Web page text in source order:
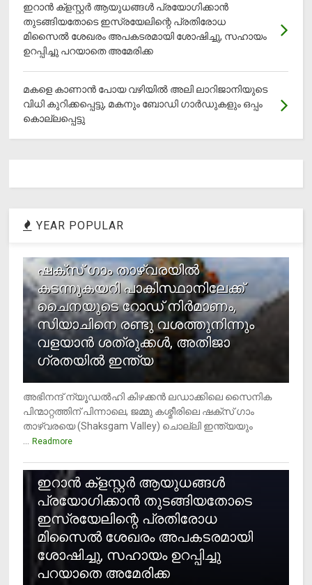
ഇറാന്‍ ക്‌ളസ്റ്റര്‍ ആയുധങ്ങള്‍ പ്രയോഗിക്കാന്‍
തുടങ്ങിയതോടെ ഇസ്രയേലിന്റെ പ്രതിരോധ
മിസൈല്‍ ശേഖരം അപകടരമായി ശോഷിച്ചു, സഹായം
ഉറപ്പിച്ചു പറയാതെ അമേരിക്ക
മകളെ കാണാന്‍ പോയ വഴിയില്‍ അലി ലാറിജാനിയുടെ
വിധി കുറിക്കപ്പെട്ടു, മകനും ബോഡി ഗാര്‍ഡുകളും ഒപ്പം
കൊല്ലപ്പെട്ടു
YEAR POPULAR
ഷക്സ് ​ഗാം താഴ്‌വരയിൽ
കടന്നുകയറി പാകിസ്ഥാനിലേക്ക്
ചൈനയുടെ റോഡ് നിർമാണം,
സിയാചിനെ രണ്ടു വശത്തുനിന്നും
വളയാൻ ശത്രുക്കൾ, അതിജാ​
ഗ്രതയിൽ ഇന്ത്യ
അഭിനന്ദ് ന്യൂഡൽഹി കിഴക്കൻ ലഡാക്കിലെ സൈനിക
പിന്മാറ്റത്തിന് പിന്നാലെ, ജമ്മു കശ്മീരിലെ ഷക്സ് ​ഗാം
താഴ്‌വരയെ (Shaksgam Valley) ചൊല്ലി ഇന്ത്യയും
... Readmore
ഇറാന്‍ ക്‌ളസ്റ്റര്‍ ആയുധങ്ങള്‍
പ്രയോഗിക്കാന്‍ തുടങ്ങിയതോടെ
ഇസ്രയേലിന്റെ പ്രതിരോധ
മിസൈല്‍ ശേഖരം അപകടരമായി
ശോഷിച്ചു, സഹായം ഉറപ്പിച്ചു
പറയാതെ അമേരിക്ക